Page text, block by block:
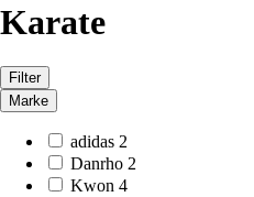
Karate
Filter
Marke
adidas 2
Danrho 2
Kwon 4